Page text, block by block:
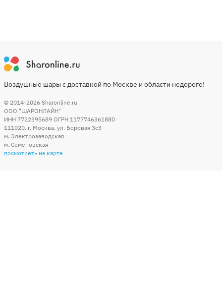
Воздушные шары с доставкой по Москве и области недорого!
© 2014-2026 Sharonline.ru
ООО "ШАРОНЛАЙН"
ИНН 7722395689 ОГРН 1177746361880
111020, г. Москва, ул. Боровая 3c3
м. Электрозаводская
м. Семеновская
посмотреть на карте